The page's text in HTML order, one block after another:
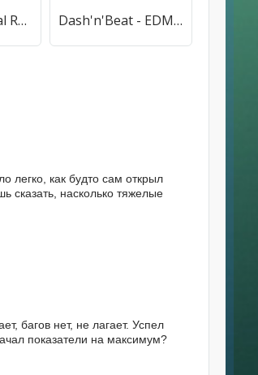
KALPA - Original Rhythm Game (КАЛПА) [МОД Все открыто] APK Android Dash'n'Beat - EDM Rhythm game [МОД Unlocked] APK Android
легко, как будто сам открыл
сказать, насколько тяжелые
багов нет, не лагает. Успел
показатели на максимум?